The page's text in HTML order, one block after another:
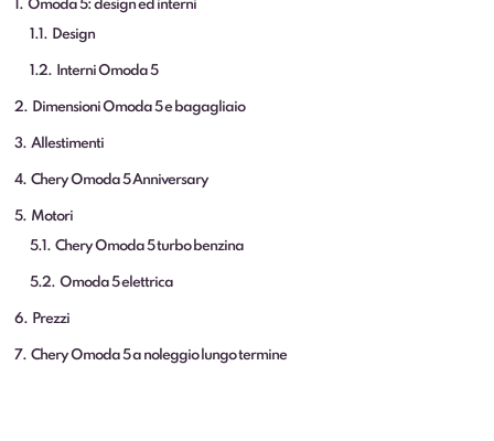
Omoda 5: design ed interni
1.1 Design
1.2 Interni Omoda 5
2 Dimensioni Omoda 5 e bagagliaio
3 Allestimenti
4 Chery Omoda 5 Anniversary
5 Motori
5.1 Chery Omoda 5 turbo benzina
5.2 Omoda 5 elettrica
6 Prezzi
7 Chery Omoda 5 a noleggio lungo termine